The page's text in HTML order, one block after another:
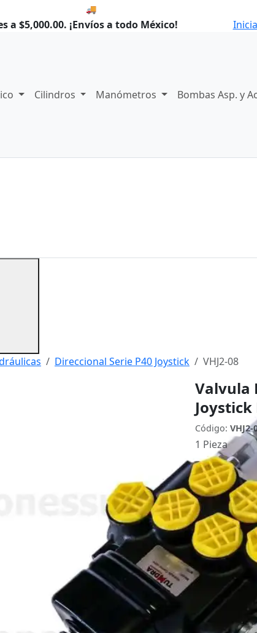
🚚 Envío el Jueves, 06 de agosto si
$5,000.00. ¡Envíos a todo México!
Cilindros Manómetros Bombas Asp. y
Direccional Serie P40 Joystick
VHJ2-08
Valvula
Joystick
Código: VHJ2-
1 Pieza